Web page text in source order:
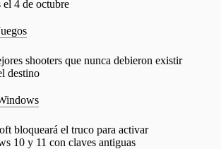
4 de octubre
shooters que nunca debieron existir
destino
bloqueará el truco para activar
10 y 11 con claves antiguas